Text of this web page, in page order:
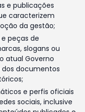
e publicações
caracterizem
da gestão;
peças de
slogans ou
atual Governo
dos documentos
e perfis oficiais
sociais, inclusive